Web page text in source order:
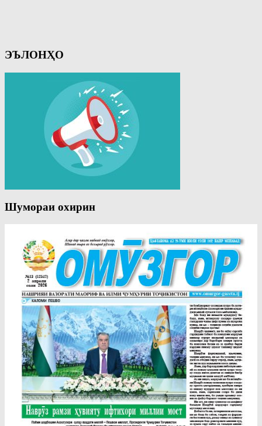
ЭЪЛОНҲО
Шумораи охирин